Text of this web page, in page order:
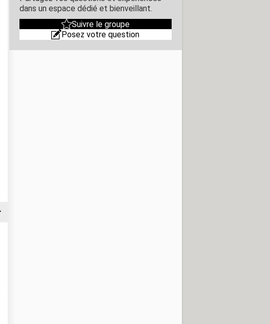
dans un espace dédié et bienveillant.
Suivre le groupe
Posez votre question